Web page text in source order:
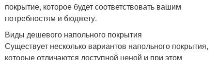
покрытие, которое будет соответствовать вашим
потребностям и бюджету.
Виды дешевого напольного покрытия
Существует несколько вариантов напольного покрытия,
которые отличаются доступной ценой и при этом